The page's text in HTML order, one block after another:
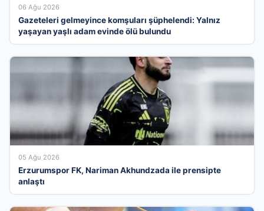
06 Ağu 2026
Gazeteleri gelmeyince komşuları şüphelendi: Yalnız
yaşayan yaşlı adam evinde ölü bulundu
05 Ağu 2026
Erzurumspor FK, Nariman Akhundzada ile prensipte
anlaştı